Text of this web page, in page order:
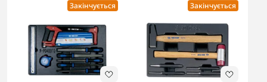
Закінчується Закінчується